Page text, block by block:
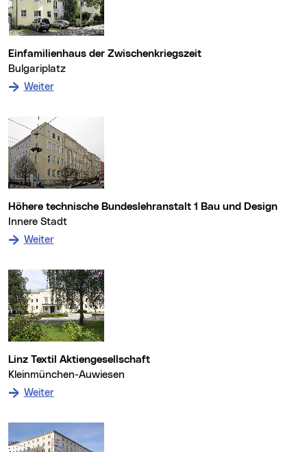
Einfamilienhaus der Zwischenkriegszeit
Bulgariplatz
Weiter: zum Denkmal Einfamilienhaus der
Höhere technische Bundeslehranstalt 1 Bau und Design
Innere Stadt
Weiter: zum Denkmal Höhere technische Bundeslehranstalt
Linz Textil Aktiengesellschaft
Kleinmünchen-Auwiesen
Weiter: zum Denkmal Linz Textil Aktiengesellschaft